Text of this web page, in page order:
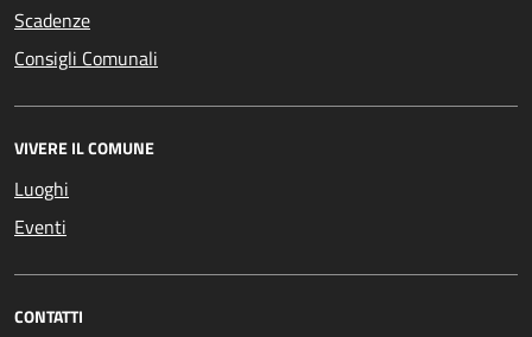
Scadenze
Consigli Comunali
VIVERE IL COMUNE
Luoghi
Eventi
CONTATTI